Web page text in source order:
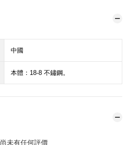
中國
本體：18-8 不鏽鋼。
尚未有任何評價